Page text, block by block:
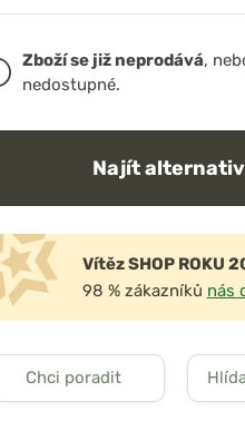
Zboží se již neprodává,
nedostupné.
Najít
Vítěz SHOP ROKU
98 % zákazníků nás
Chci poradit